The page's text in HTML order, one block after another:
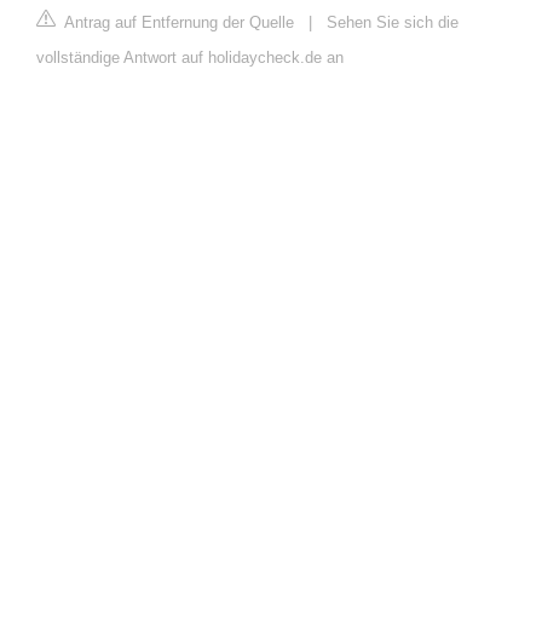
Antrag auf Entfernung der Quelle | Sehen Sie sich die
vollständige Antwort auf holidaycheck.de an